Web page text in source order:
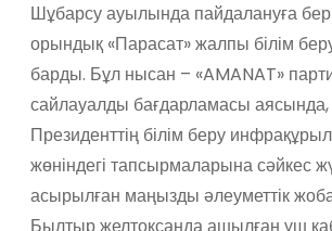
Шұбарсу ауылында пайдалануға
орындық «Парасат» жалпы білім
барды. Бұл нысан – «AMANAT»
сайлауалды бағдарламасы
Президенттің білім беру
жөніндегі тапсырмаларына сәйкес
асырылған маңызды әлеуметтік